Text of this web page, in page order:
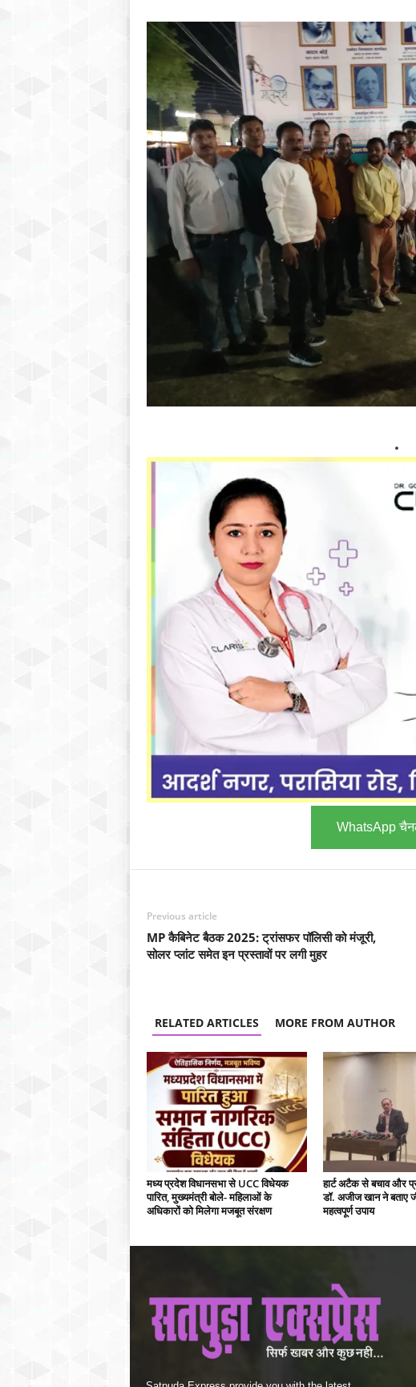
WhatsApp
Previous article
MP कैबिनेट बैठक 2025: ट्रांसफर पॉलिसी को मंजूरी,
सोलर प्लांट समेत इन प्रस्तावों पर लगी मुहर
RELATED ARTICLES MORE FROM AUTHOR
मध्य प्रदेश विधानसभा से UCC विधेयक
पारित, मुख्यमंत्री बोले- महिलाओं के
अधिकारों को मिलेगा मजबूत संरक्षण
हार्ट अटैक से बचाव और
डॉ. अजीज खान ने बताए
महत्वपूर्ण उपाय